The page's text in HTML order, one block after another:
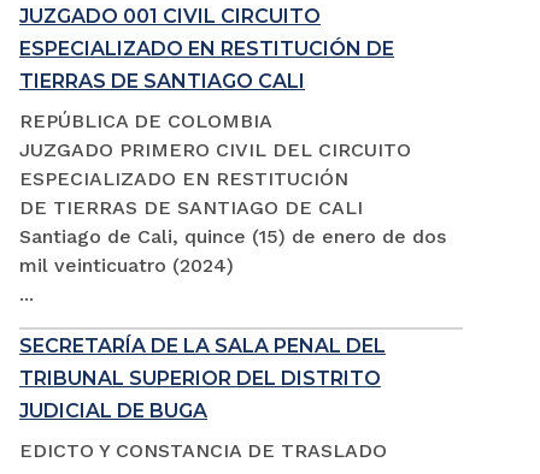
JUZGADO 001 CIVIL CIRCUITO
ESPECIALIZADO EN RESTITUCIÓN DE
TIERRAS DE SANTIAGO CALI
REPÚBLICA DE COLOMBIA
JUZGADO PRIMERO CIVIL DEL CIRCUITO
ESPECIALIZADO EN RESTITUCIÓN
DE TIERRAS DE SANTIAGO DE CALI
Santiago de Cali, quince (15) de enero de dos
mil veinticuatro (2024)
...
SECRETARÍA DE LA SALA PENAL DEL
TRIBUNAL SUPERIOR DEL DISTRITO
JUDICIAL DE BUGA
EDICTO Y CONSTANCIA DE TRASLADO